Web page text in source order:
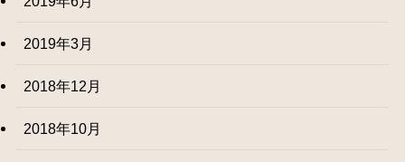
2019年3月
2018年12月
2018年10月